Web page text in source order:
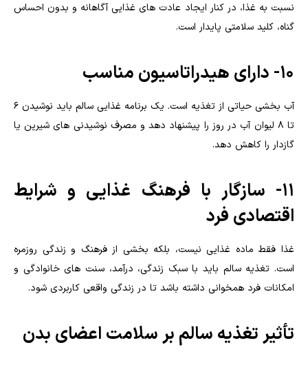
نسبت به غذا، در کنار ایجاد عادت های غذایی آگاهانه و بدون احساس
گناه، کلید سلامتی پایدار است.
10- دارای هیدراتاسیون مناسب
آب بخشی حیاتی از تغذیه است. یک برنامه غذایی سالم باید نوشیدن ۶
تا ۸ لیوان آب در روز را پیشنهاد دهد و مصرف نوشیدنی های شیرین یا
گازدار را کاهش دهد.
11- سازگار با فرهنگ غذایی و شرایط
اقتصادی فرد
غذا فقط ماده غذایی نیست، بلکه بخشی از فرهنگ و زندگی روزمره
است. تغذیه سالم باید با سبک زندگی، درآمد، سنت های خانوادگی و
امکانات فرد همخوانی داشته باشد تا در زندگی واقعی کاربردی شود.
تأثیر تغذیه سالم بر سلامت اعضای بدن